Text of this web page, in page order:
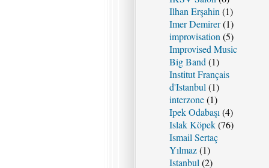
Ilhan Erşahin (1)
Imer Demirer(1)
improvisation (5)
Improvised Music
Big Band (1)
Institut Français
d'Istanbul (1)
interzone(1)
Ipek Odabaşı (4)
Islak Köpek(76)
Ismail Sertaç
Yılmaz(1)
Istanbul (2)